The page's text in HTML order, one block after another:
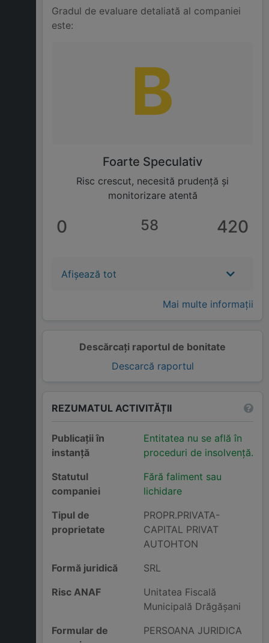
Descărcați raportul de bonitate
Descarcă raportul
Gradul de evaluare detaliată al companiei
este:
B
Foarte Speculativ
Risc crescut, necesită prudență și
monitorizare atentă
0 58 420
Afișează tot
Mai multe informații
REZUMATUL ACTIVITĂȚII
Publicații în
instanță
Entitatea nu se află în
proceduri de insolvență.
Statutul
companiei
Fără faliment sau
lichidare
Tipul de
proprietate
PROPR.PRIVATA-
CAPITAL PRIVAT
AUTOHTON
Formă juridică
SRL
Risc ANAF
Unitatea Fiscală
Municipală Drăgăşani
Formular de
PERSOANA JURIDICA